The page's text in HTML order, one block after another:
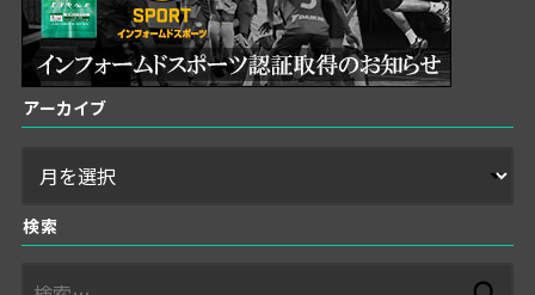
アーカイブ
検索